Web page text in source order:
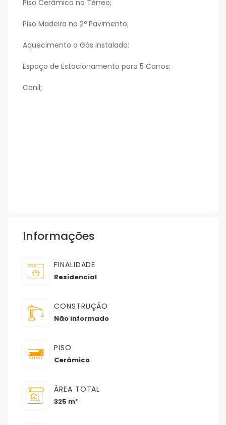
Piso Cerâmico no Térreo;
Piso Madeira no 2º Pavimento;
Aquecimento a Gás Instalado;
Espaço de Estacionamento para 5 Carros;
Canil;
Informações
FINALIDADE
Residencial
CONSTRUÇÃO
Não informado
PISO
Cerâmico
ÁREA TOTAL
325 m²